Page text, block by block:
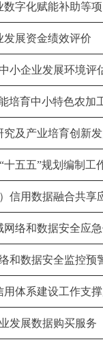
数字化赋能补助等
发展资金绩效评价
小企业发展环境评
培育中小特色农加
及产业培育创新
“十五五”规划编制工
信用数据融合共享
络和数据安全应
和数据安全监控预
用体系建设工作支
发展数据购买服务